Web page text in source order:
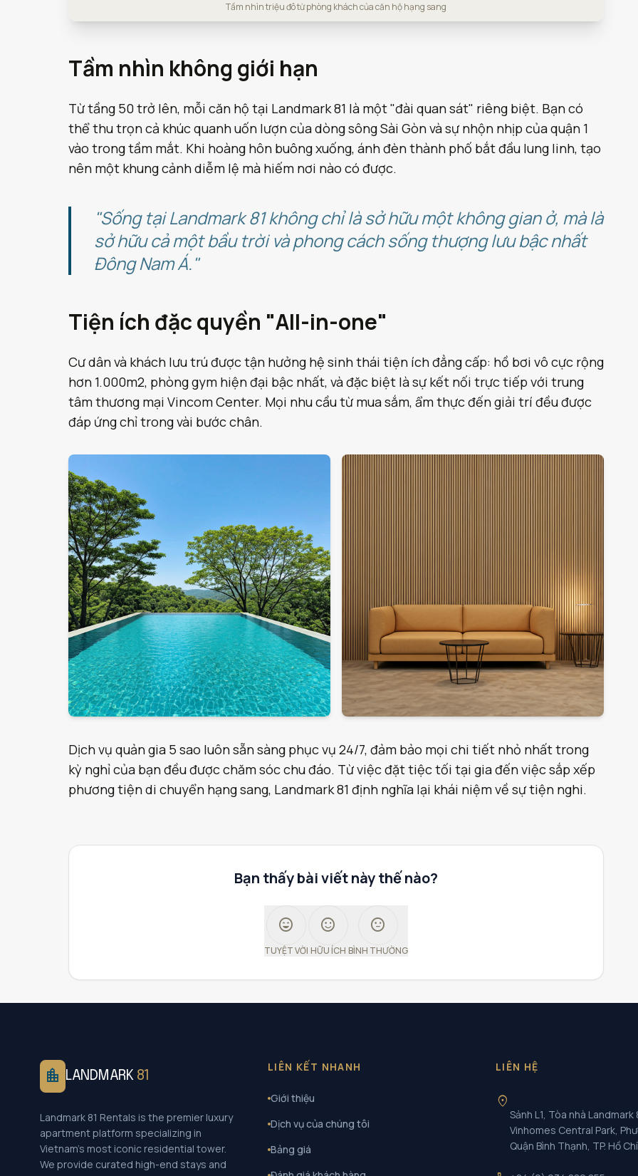
Tầm nhìn triệu đô từ phòng khách của căn hộ hạng sang
Tầm nhìn không giới hạn
Từ tầng 50 trở lên, mỗi căn hộ tại Landmark 81 là một "đài quan sát" riêng biệt. Bạn có
thể thu trọn cả khúc quanh uốn lượn của dòng sông Sài Gòn và sự nhộn nhịp của quận 1
vào trong tầm mắt. Khi hoàng hôn buông xuống, ánh đèn thành phố bắt đầu lung linh, tạo
nên một khung cảnh diễm lệ mà hiếm nơi nào có được.
"Sống tại Landmark 81 không chỉ là sở hữu một không gian ở, mà là
sở hữu cả một bầu trời và phong cách sống thượng lưu bậc nhất
Đông Nam Á."
Tiện ích đặc quyền "All-in-one"
Cư dân và khách lưu trú được tận hưởng hệ sinh thái tiện ích đẳng cấp: hồ bơi vô cực rộng
hơn 1.000m2, phòng gym hiện đại bậc nhất, và đặc biệt là sự kết nối trực tiếp với trung
tâm thương mại Vincom Center. Mọi nhu cầu từ mua sắm, ẩm thực đến giải trí đều được
đáp ứng chỉ trong vài bước chân.
Dịch vụ quản gia 5 sao luôn sẵn sàng phục vụ 24/7, đảm bảo mọi chi tiết nhỏ nhất trong
kỳ nghỉ của bạn đều được chăm sóc chu đáo. Từ việc đặt tiệc tối tại gia đến việc sắp xếp
phương tiện di chuyển hạng sang, Landmark 81 định nghĩa lại khái niệm về sự tiện nghi.
Bạn thấy bài viết này thế nào?
sentiment_very_satisfied
TUYỆT VỜI
sentiment_satisfied
HỮU ÍCH
sentiment_neutral
BÌNH THƯỜNG
location_city LANDMARK 81
Landmark 81 Rentals is the premier luxury
apartment platform specializing in
Vietnam's most iconic residential tower.
We provide curated high-end stays and
LIÊN KẾT NHANH
Giới thiệu
Dịch vụ của chúng tôi
Bảng giá
LIÊN HỆ
location_on
Sảnh L1, Tòa nhà Landmark
Vinhomes Central Park,
Quận Bình Thạnh, TP. Hồ